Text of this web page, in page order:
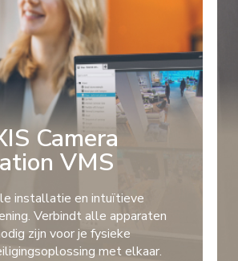
Camera
VMS
installatie en intuïtieve
Verbindt alle apparaten
zijn voor je fysieke
met elkaar.